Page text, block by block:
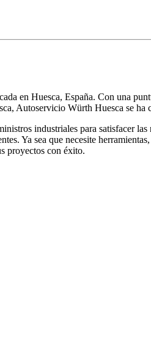
en Huesca, España. Con una
Autoservicio Würth Huesca se
industriales para satisfacer
Ya sea que necesite
proyectos con éxito.